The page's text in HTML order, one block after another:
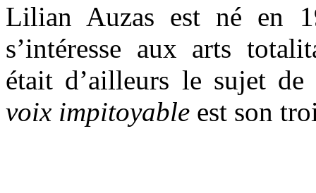
Lilian Auzas est né en
s’intéresse aux arts
était d’ailleurs le sujet
voix impitoyable est son